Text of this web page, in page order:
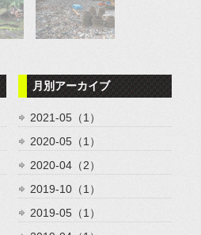
月別アーカイブ
2021-05（1）
2020-05（1）
2020-04（2）
2019-10（1）
2019-05（1）